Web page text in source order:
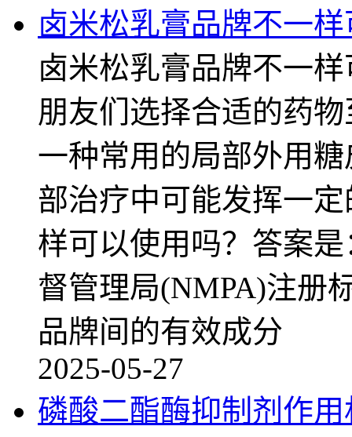
卤米松乳膏品牌不一
卤米松乳膏品牌不一
朋友们选择合适的药
一种常用的局部外用
部治疗中可能发挥一
样可以使用吗？答案
督管理局(NMPA)注册
品牌间的有效成分
2025-05-27
磷酸二酯酶抑制剂作用